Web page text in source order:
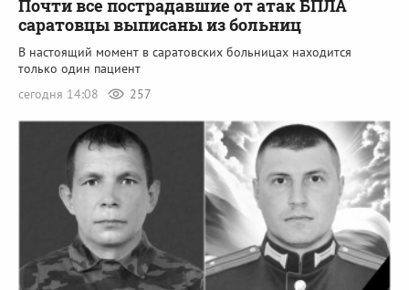
Почти все пострадавшие от атак БПЛА
саратовцы выписаны из больниц
В настоящий момент в саратовских больницах находится
только один пациент
сегодня 14:08
257